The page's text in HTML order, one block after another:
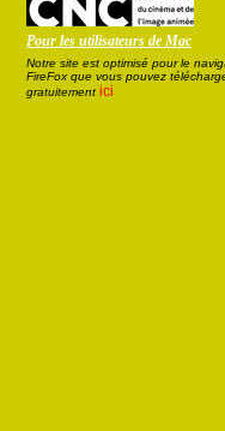
Pour les utilisateurs de Mac
Notre site est optimisé pour le
FireFox que vous pouvez
gratuitement ici